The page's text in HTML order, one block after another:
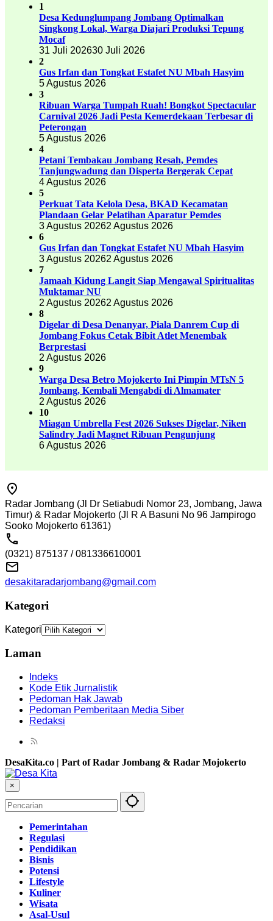
1
Desa Kedunglumpang Jombang Optimalkan
Singkong Lokal, Warga Diajari Produksi Tepung
Mocaf
31 Juli 202630 Juli 2026
2
Gus Irfan dan Tongkat Estafet NU Mbah Hasyim
5 Agustus 2026
3
Ribuan Warga Tumpah Ruah! Bongkot Spectacular
Carnival 2026 Jadi Pesta Kemerdekaan Terbesar di
Peterongan
5 Agustus 2026
4
Petani Tembakau Jombang Resah, Pemdes
Tanjungwadung dan Disperta Bergerak Cepat
4 Agustus 2026
5
Perkuat Tata Kelola Desa, BKAD Kecamatan
Plandaan Gelar Pelatihan Aparatur Pemdes
3 Agustus 20262 Agustus 2026
6
Gus Irfan dan Tongkat Estafet NU Mbah Hasyim
3 Agustus 20262 Agustus 2026
7
Jamaah Kidung Langit Siap Mengawal Spiritualitas
Muktamar NU
2 Agustus 20262 Agustus 2026
8
Digelar di Desa Denanyar, Piala Danrem Cup di
Jombang Fokus Cetak Bibit Atlet Menembak
Berprestasi
2 Agustus 2026
9
Warga Desa Betro Mojokerto Ini Pimpin MTsN 5
Jombang, Kembali Mengabdi di Almamater
2 Agustus 2026
10
Miagan Umbrella Fest 2026 Sukses Digelar, Niken
Salindry Jadi Magnet Ribuan Pengunjung
6 Agustus 2026
Radar Jombang (Jl Dr Setiabudi Nomor 23, Jombang, Jawa
Timur) & Radar Mojokerto (Jl R A Basuni No 96 Jampirogo
Sooko Mojokerto 61361)
(0321) 875137 / 081336610001
desakitaradarjombang@gmail.com
Kategori
Kategori
Laman
Indeks
Kode Etik Jurnalistik
Pedoman Hak Jawab
Pedoman Pemberitaan Media Siber
Redaksi
DesaKita.co | Part of Radar Jombang & Radar Mojokerto
×
Pemerintahan
Regulasi
Pendidikan
Bisnis
Potensi
Lifestyle
Kuliner
Wisata
Asal-Usul